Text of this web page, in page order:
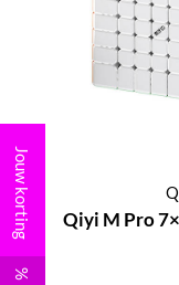
Qiyi M Pro
Jouw korting
%